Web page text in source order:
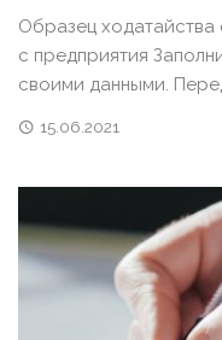
Образец ходатайства
с предприятия
своими данными.
15.06.2021